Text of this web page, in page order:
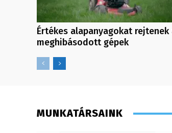
Értékes alapanyagokat rejtenek
meghibásodott gépek
MUNKATÁRSAINK